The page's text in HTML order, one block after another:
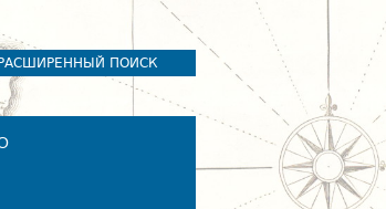
РАСШИРЕННЫЙ ПОИСК